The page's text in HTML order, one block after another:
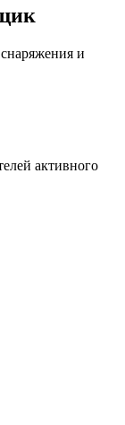
и
активного